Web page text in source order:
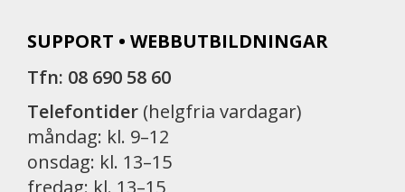
SUPPORT • WEBBUTBILDNINGAR
Tfn: 08 690 58 60
Telefontider (helgfria vardagar)
måndag: kl. 9–12
onsdag: kl. 13–15
fredag: kl. 13–15